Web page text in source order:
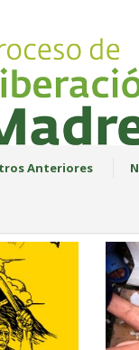
Anteriores